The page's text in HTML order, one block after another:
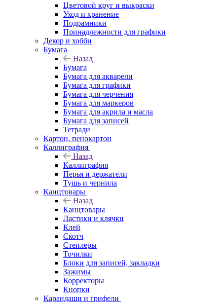
Цветовой круг и выкраски
Уход и хранение
Подрамники
Принадлежности для графики
Декор и хобби
Бумага
Назад
Бумага
Бумага для акварели
Бумага для графики
Бумага для черчения
Бумага для маркеров
Бумага для акрила и масла
Бумага для записей
Тетради
Картон, пенокартон
Каллиграфия
Назад
Каллиграфия
Перья и держатели
Тушь и чернила
Канцтовары
Назад
Канцтовары
Ластики и клячки
Клей
Скотч
Степлеры
Точилки
Блоки для записей, закладки
Зажимы
Корректоры
Кнопки
Карандаши и грифели